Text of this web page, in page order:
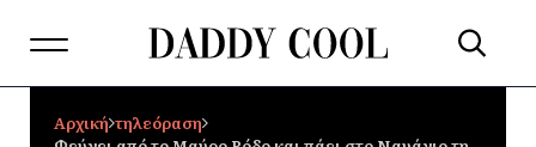
Αρχική τηλεόραση